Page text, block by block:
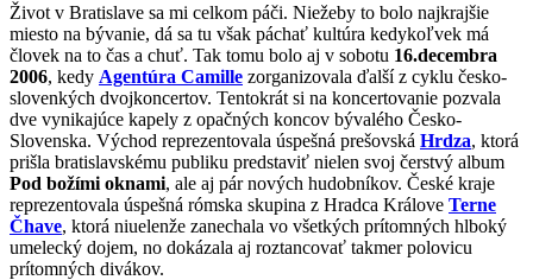
Život v Bratislave sa mi celkom páči. Niežeby to bolo najkrajšie
miesto na bývanie, dá sa tu však páchať kultúra kedykoľvek má
človek na to čas a chuť. Tak tomu bolo aj v sobotu 16.decembra
2006, kedy Agentúra Camille zorganizovala ďalší z cyklu česko-
slovenkých dvojkoncertov. Tentokrát si na koncertovanie pozvala
dve vynikajúce kapely z opačných koncov bývalého Česko-
Slovenska. Východ reprezentovala úspešná prešovská Hrdza, ktorá
prišla bratislavskému publiku predstaviť nielen svoj čerstvý album
Pod božími oknami, ale aj pár nových hudobníkov. České kraje
reprezentovala úspešná rómska skupina z Hradca Králove Terne
Čhave, ktorá niuelenže zanechala vo všetkých prítomných hlboký
umelecký dojem, no dokázala aj roztancovať takmer polovicu
prítomných divákov.